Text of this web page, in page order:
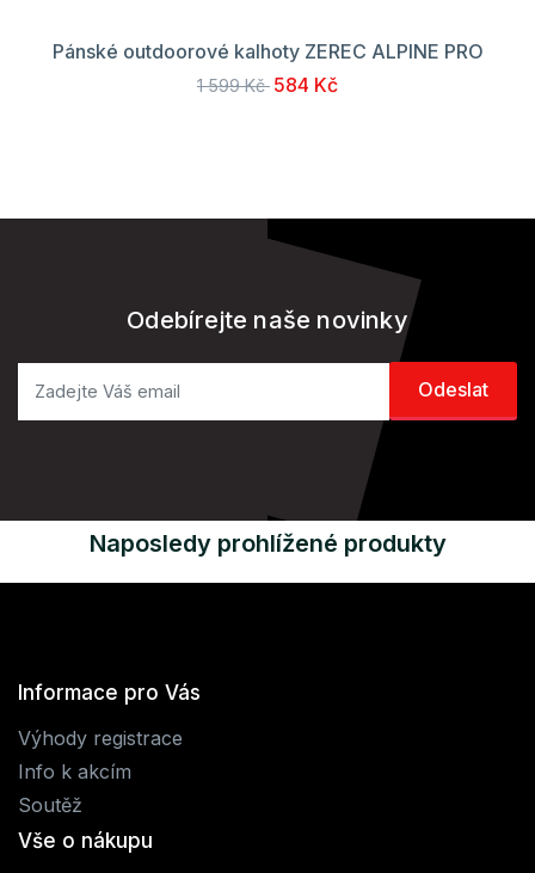
Pánské outdoorové kalhoty ZEREC ALPINE PRO
1 599 Kč 584 Kč
Odebírejte naše novinky
Naposledy prohlížené produkty
Informace pro Vás
Výhody registrace
Info k akcím
Soutěž
Vše o nákupu